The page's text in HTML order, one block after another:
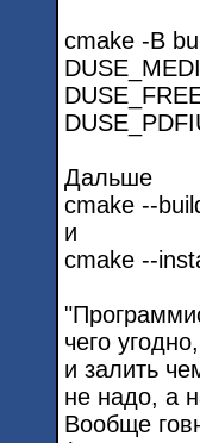
cmake -B
Дальше
cmake --
и
cmake --
чего
и залить
не надо, а
Вообще